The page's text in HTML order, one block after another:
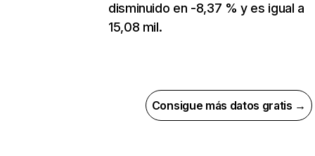
disminuido en -8,37 % y es igual a
15,08 mil.
Consigue más datos gratis →